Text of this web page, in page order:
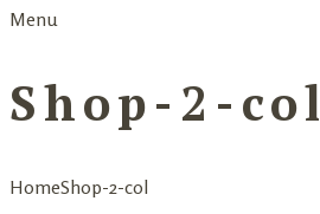
Menu
Shop-2-col
HomeShop-2-col